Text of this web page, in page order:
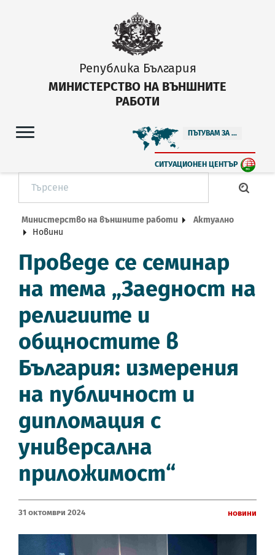
Република България
МИНИСТЕРСТВО НА ВЪНШНИТЕ
РАБОТИ
ПЪТУВАМ ЗА ...
СИТУАЦИОНЕН ЦЕНТЪР
Министерство на външните работи
Актуално
Новини
Проведе се семинар
на тема „Заедност на
религиите и
общностите в
България: измерения
на публичност и
дипломация с
универсална
приложимост“
31 Октомври 2024 Новини